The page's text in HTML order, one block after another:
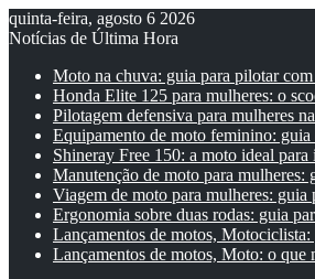
quinta-feira, agosto 6 2026
Notícias de Última Hora
Moto na chuva: guia para pilotar com
Honda Elite 125 para mulheres: o
Pilotagem defensiva para mulheres
Equipamento de moto feminino: guia
Shineray Free 150: a moto ideal para
Manutenção de moto para mulheres:
Viagem de moto para mulheres: guia
Ergonomia sobre duas rodas: guia
Lançamentos de motos, Motociclista:
Lançamentos de motos, Moto: o que